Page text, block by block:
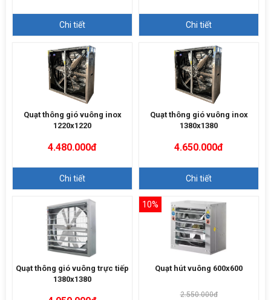
Chi tiết Chi tiết
Quạt thông gió vuông inox
1220x1220
4.480.000đ
Chi tiết
Quạt thông gió vuông inox
1380x1380
4.650.000đ
Chi tiết
Quạt thông gió vuông trực tiếp
1380x1380
10%
Quạt hút vuông 600x600
2.550.000đ